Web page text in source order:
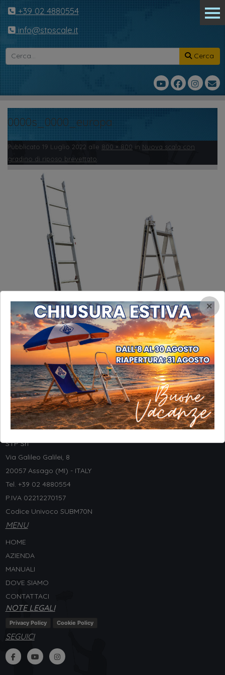
+39 02 4880554
info@stpscale.it
Cerca
0000s_0000_europa
Pubblicato 19 Luglio 2022 alle 800 × 800 in Nuova scala con
gradino di riposo brevettato
INFORMAZIONI
STP Srl
Via Galileo Galilei, 8
20057 Assago (MI) - ITALY
Tel. +39 02 4880554
P.IVA 02212270157
Codice Univoco SUBM70N
MENU
HOME
AZIENDA
MANUALI
DOVE SIAMO
CONTATTACI
NOTE LEGALI
Privacy Policy Cookie Policy
SEGUICI
×